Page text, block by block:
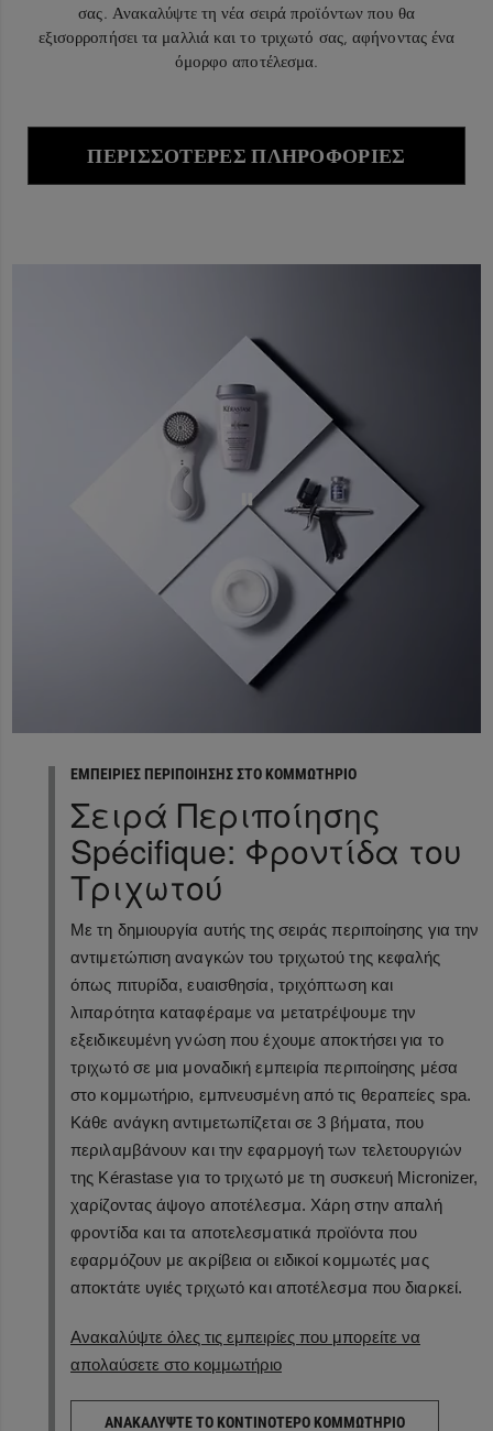
σας. Ανακαλύψτε τη νέα σειρά προϊόντων που θα
εξισορροπήσει τα μαλλιά και το τριχωτό σας, αφήνοντας ένα
όμορφο αποτέλεσμα.
ΠΕΡΙΣΣΌΤΕΡΕΣ ΠΛΗΡΟΦΟΡΊΕΣ
ΕΜΠΕΙΡΊΕΣ ΠΕΡΙΠΟΊΗΣΗΣ ΣΤΟ ΚΟΜΜΩΤΉΡΙΟ
Σειρά Περιποίησης
Spécifique: Φροντίδα του
Τριχωτού
Με τη δημιουργία αυτής της σειράς περιποίησης για την
αντιμετώπιση αναγκών του τριχωτού της κεφαλής
όπως πιτυρίδα, ευαισθησία, τριχόπτωση και
λιπαρότητα καταφέραμε να μετατρέψουμε την
εξειδικευμένη γνώση που έχουμε αποκτήσει για το
τριχωτό σε μια μοναδική εμπειρία περιποίησης μέσα
στο κομμωτήριο, εμπνευσμένη από τις θεραπείες spa.
Κάθε ανάγκη αντιμετωπίζεται σε 3 βήματα, που
περιλαμβάνουν και την εφαρμογή των τελετουργιών
της Kérastase για το τριχωτό με τη συσκευή Micronizer,
χαρίζοντας άψογο αποτέλεσμα. Χάρη στην απαλή
φροντίδα και τα αποτελεσματικά προϊόντα που
εφαρμόζουν με ακρίβεια οι ειδικοί κομμωτές μας
αποκτάτε υγιές τριχωτό και αποτέλεσμα που διαρκεί.
Ανακαλύψτε όλες τις εμπειρίες που μπορείτε να
απολαύσετε στο κομμωτήριο
ΑΝΑΚΑΛΎΨΤΕ ΤΟ ΚΟΝΤΙΝΌΤΕΡΟ ΚΟΜΜΩΤΉΡΙΟ